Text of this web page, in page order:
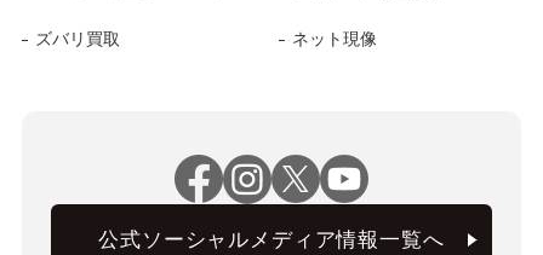
ズバリ買取 ネット現像
公式ソーシャルメディア情報一覧へ